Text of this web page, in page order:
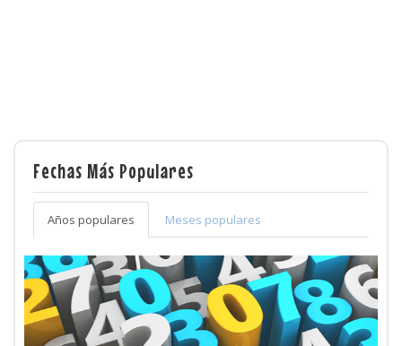
Fechas Más Populares
Años populares Meses populares